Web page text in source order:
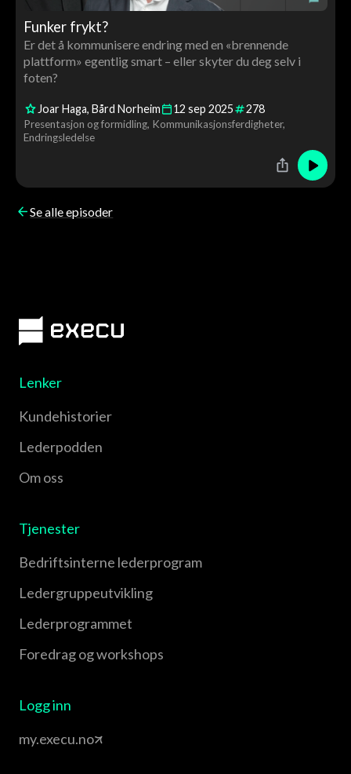
Funker frykt?
Er det å kommunisere endring med en «brennende
plattform» egentlig smart – eller skyter du deg selv i
foten?
Joar Haga Bård Norheim 12 sep 2025 278
Presentasjon og formidling Kommunikasjonsferdigheter
Endringsledelse
Se alle episoder
Lenker
Kundehistorier
Lederpodden
Om oss
Tjenester
Bedriftsinterne lederprogram
Leder­gruppe­utvikling
Leder­programmet
Foredrag og workshops
Logg inn
my.execu.no